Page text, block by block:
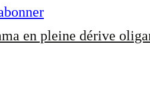
en pleine dérive